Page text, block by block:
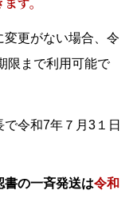
更がない場合、令
限まで利用可能で
で令和7年７月3１日
書の一斉発送は令和